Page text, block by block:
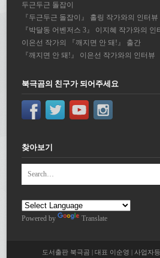
두근두근 돌잡이
『두근두근 돌잡이』 홀링 작가와의 인터뷰
『박달동 어벤저스 3』 이지혜 작가와의 인
이은선 작가의 『깨지면 안 돼!』 출간
『깨지면 안 돼!』 이은선 작가와의 인터뷰
북극곰의 친구가 되어주세요
찾아보기
Powered by Translate
도서출판 북극곰 | 대표 이순영 | 사업자